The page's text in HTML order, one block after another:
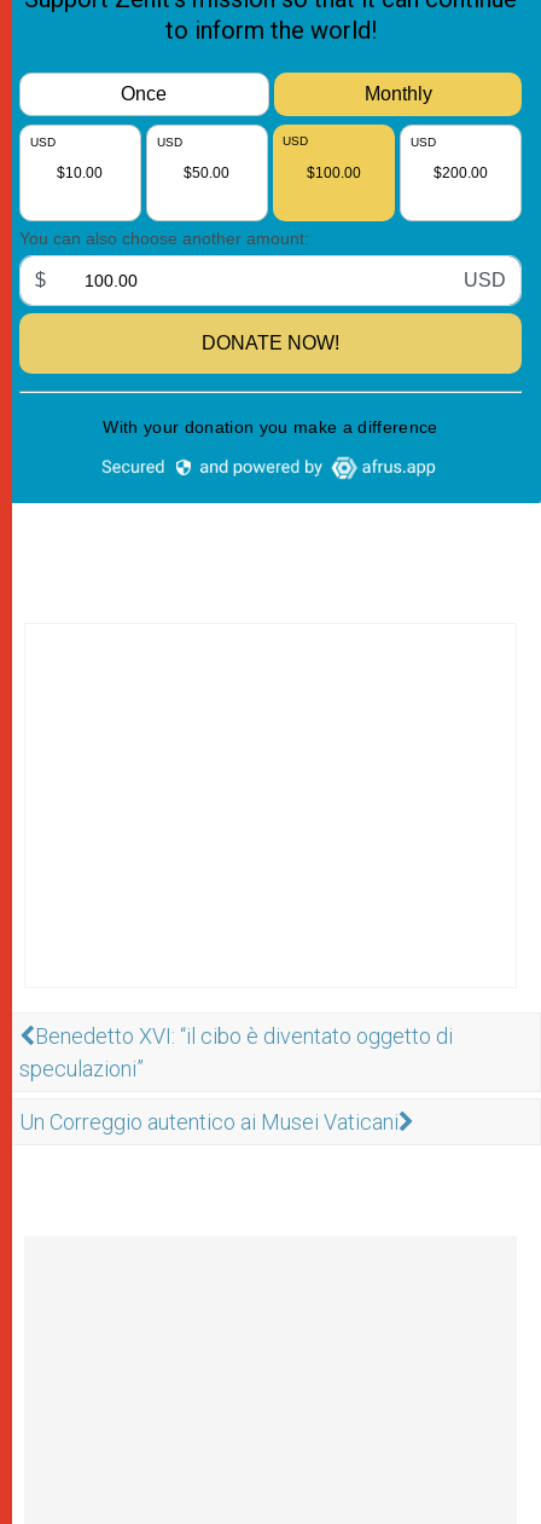
Benedetto XVI: “il cibo è diventato oggetto di
speculazioni”
Un Correggio autentico ai Musei Vaticani